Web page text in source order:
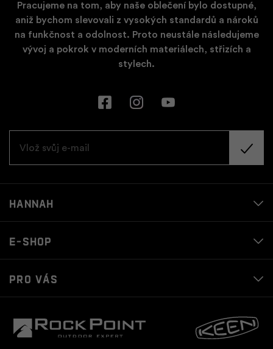
Pracujeme na tom, aby naše oblečení bylo dostupné,
aniž bychom slevovali z vysokých standardů a nároků
na funkčnost a odolnost. Proto neustále následujeme
vývoj a pokrok v moderních materiálech, střizích a
stylech.
Hannah
E-shop
Pro vás